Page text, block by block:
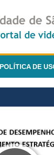
POLÍTICA DE